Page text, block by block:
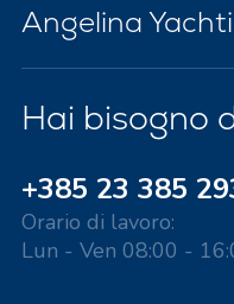
Angelina
Hai bisogno
+385 23 385
Orario di lavoro:
Lun - Ven 08:00 -